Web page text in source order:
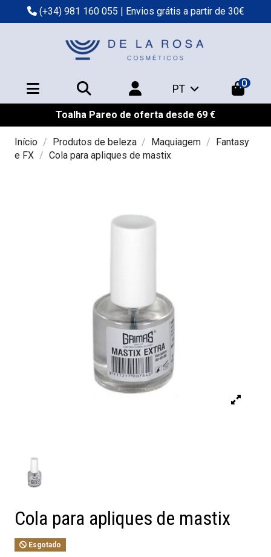
(+34) 981 160 055 | Envios grátis a partir de 30€
PT 0
Toalha Pareo de oferta desde 69 €
Início Produtos de beleza Maquiagem
Fantasy
e FX
Cola para apliques de mastix
Cola para apliques de mastix
Esgotado